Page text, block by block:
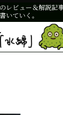
レビュー＆解説記
書いていく。